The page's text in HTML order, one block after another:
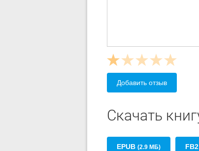
Добавить отзыв
Скачать
EPUB (2.9 МБ) FB2